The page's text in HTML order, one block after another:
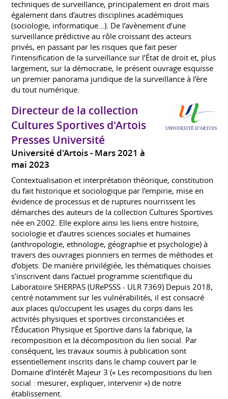
techniques de surveillance, principalement en droit mais
également dans d’autres disciplines académiques
(sociologie, informatique…). De l’avènement d’une
surveillance prédictive au rôle croissant des acteurs
privés, en passant par les risques que fait peser
l’intensification de la surveillance sur l’État de droit et, plus
largement, sur la démocratie, le présent ouvrage esquisse
un premier panorama juridique de la surveillance à l’ère
du tout numérique.
Directeur de la collection
Cultures Sportives d'Artois
Presses Université
Université d'Artois
Mars 2021 à
mai 2023
Contextualisation et interprétation théorique, constitution
du fait historique et sociologique par l’empirie, mise en
évidence de processus et de ruptures nourrissent les
démarches des auteurs de la collection Cultures Sportives
née en 2002. Elle explore ainsi les liens entre histoire,
sociologie et d’autres sciences sociales et humaines
(anthropologie, ethnologie, géographie et psychologie) à
travers des ouvrages pionniers en termes de méthodes et
d’objets. De manière privilégiée, les thématiques choisies
s'inscrivent dans l’actuel programme scientifique du
Laboratoire SHERPAS (URePSSS - ULR 7369) Depuis 2018,
centré notamment sur les vulnérabilités, il est consacré
aux places qu’occupent les usages du corps dans les
activités physiques et sportives circonstanciées et
l’Éducation Physique et Sportive dans la fabrique, la
recomposition et la décomposition du lien social. Par
conséquent, les travaux soumis à publication sont
essentiellement inscrits dans le champ couvert par le
Domaine d’Intérêt Majeur 3 (« Les recompositions du lien
social : mesurer, expliquer, intervenir ») de notre
établissement.